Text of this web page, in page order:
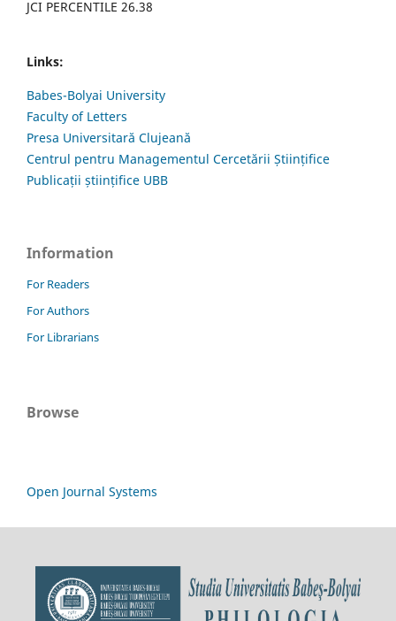
JCI PERCENTILE 26.38
Links:
Babes-Bolyai University
Faculty of Letters
Presa Universitară Clujeană
Centrul pentru Managementul Cercetării Științifice
Publicații științifice UBB
Information
For Readers
For Authors
For Librarians
Browse
Open Journal Systems